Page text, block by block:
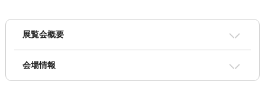
展覧会概要
会場情報